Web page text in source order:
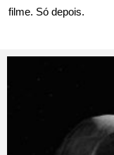
filme. Só depois.